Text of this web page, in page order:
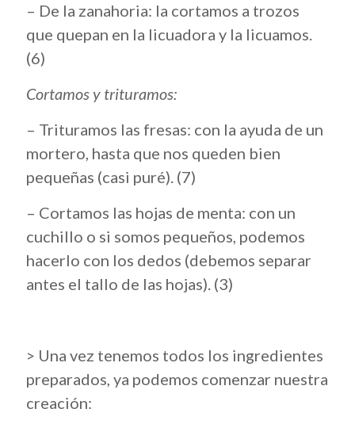
– De la zanahoria: la cortamos a trozos
que quepan en la licuadora y la licuamos.
(6)
Cortamos y trituramos:
– Trituramos las fresas: con la ayuda de un
mortero, hasta que nos queden bien
pequeñas (casi puré). (7)
– Cortamos las hojas de menta: con un
cuchillo o si somos pequeños, podemos
hacerlo con los dedos (debemos separar
antes el tallo de las hojas). (3)
> Una vez tenemos todos los ingredientes
preparados, ya podemos comenzar nuestra
creación: